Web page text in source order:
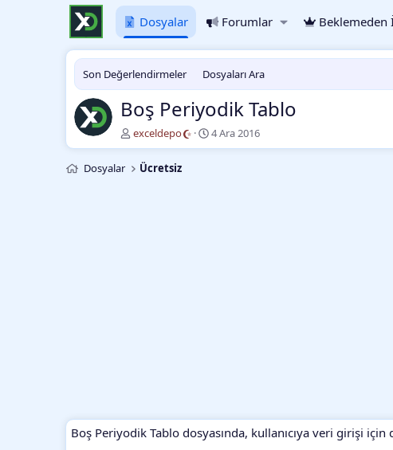
Dosyalar Forumlar Beklemeden
Son Değerlendirmeler Dosyaları Ara
Boş Periyodik Tablo
Y
a
a
exceldepo
O
l
4 Ara 2016
Dosyalar Ücretsiz
Boş Periyodik Tablo dosyasında, kullanıcıya veri girişi için